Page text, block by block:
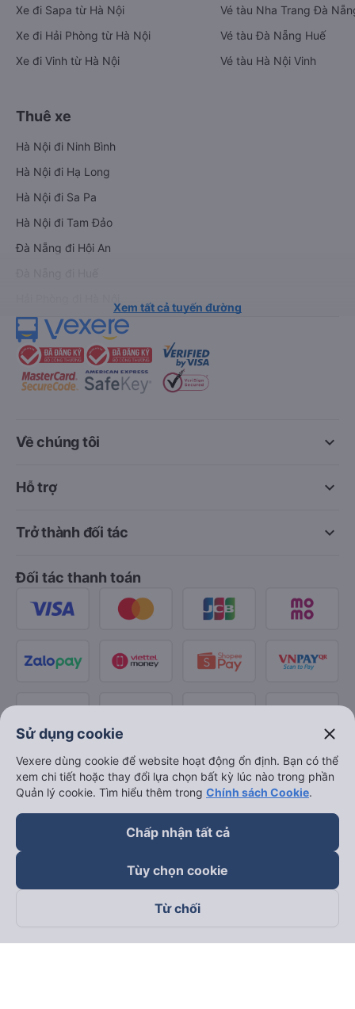
Xe đi Sapa từ Hà Nội
Xe đi Hải Phòng từ Hà Nội
Xe đi Vinh từ Hà Nội
Vé tàu Nha Trang Đà
Vé tàu Đà Nẵng Huế
Vé tàu Hà Nội Vinh
Thuê xe
Hà Nội đi Ninh Bình
Hà Nội đi Hạ Long
Hà Nội đi Sa Pa
Hà Nội đi Tam Đảo
Đà Nẵng đi Hội An
Xem tất cả tuyến đường
keyboard_arrow_down
Về chúng tôi
keyboard_arrow_down
Hỗ trợ
keyboard_arrow_down
Trở thành đối tác
Đối tác thanh toán
Theo dõi chúng tôi trên
Sử dụng cookie close
Vexere dùng cookie để website hoạt động ổn định. Bạn có thể
xem chi tiết hoặc thay đổi lựa chọn bất kỳ lúc nào trong phần
Quản lý cookie. Tìm hiểu thêm trong Chính sách Cookie.
Chấp nhận tất cả
Tùy chọn cookie
Từ chối